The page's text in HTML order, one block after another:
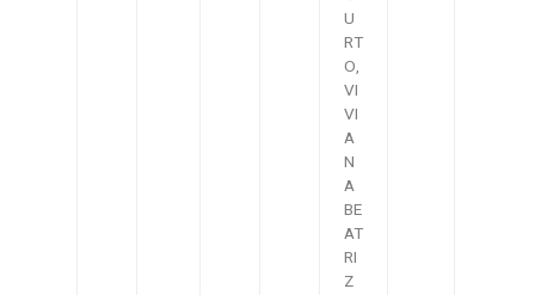
U
RT
O,
VI
VI
A
N
A
BE
AT
RI
Z